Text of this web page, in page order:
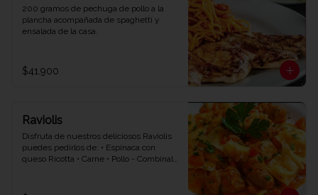
200 gramos de pechuga de pollo a la
plancha acompañada de spaghetti y
ensalada de la casa.
$41.900
Raviolis
Disfruta de nuestros deliciosos Raviolis
puedes pedirlos de: • Espinaca con
queso Ricotta • Carne • Pollo - Combinalo